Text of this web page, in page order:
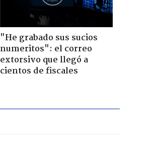
"He grabado sus sucios
numeritos": el correo
extorsivo que llegó a
cientos de fiscales